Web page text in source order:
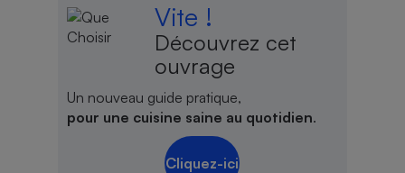
Vite !
Découvrez cet
ouvrage
Un nouveau guide pratique,
pour une cuisine saine au quotidien.
Cliquez-ici